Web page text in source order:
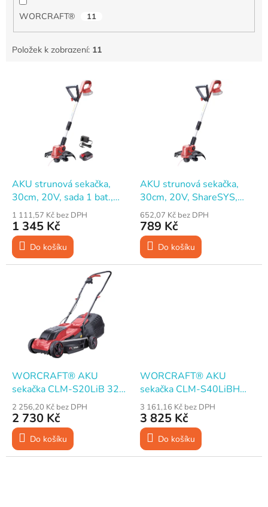
WORCRAFT® 11
Položek k zobrazení: 11
dAKU strunová sekačka,
30cm, 20V, sada 1 bat.,
ShareSYS, WORCRAFT
WPGT203
1 111,57 Kč bez DPH
1 345 Kč
Do košíku
AKU strunová sekačka,
30cm, 20V, ShareSYS,
WORCRAFT WPGT202
652,07 Kč bez DPH
789 Kč
Do košíku
WORCRAFT® AKU
sekačka CLM-S20LiB 32
cm, 20 V ShareSYS (bez
baterie a nabíječky)
2 256,20 Kč bez DPH
2 730 Kč
Do košíku
WORCRAFT® AKU
sekačka CLM-S40LiBH
BRUSHLESS 43 cm, 2×20
V ShareSYS (bez baterie a
nabíječky)
3 161,16 Kč bez DPH
3 825 Kč
Do košíku